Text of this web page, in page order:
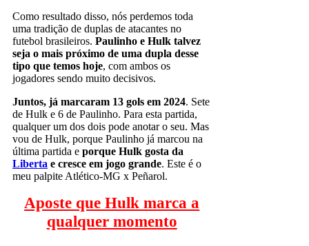
Como resultado disso, nós perdemos toda
uma tradição de duplas de atacantes no
futebol brasileiros. Paulinho e Hulk talvez
seja o mais próximo de uma dupla desse
tipo que temos hoje, com ambos os
jogadores sendo muito decisivos.
Juntos, já marcaram 13 gols em 2024. Sete
de Hulk e 6 de Paulinho. Para esta partida,
qualquer um dos dois pode anotar o seu. Mas
vou de Hulk, porque Paulinho já marcou na
última partida e porque Hulk gosta da
Liberta e cresce em jogo grande. Este é o
meu palpite Atlético-MG x Peñarol.
Aposte que Hulk marca a
qualquer momento